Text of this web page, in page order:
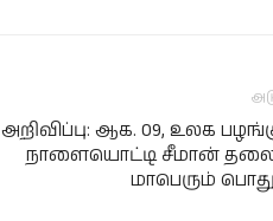
அறிவிப்பு: ஆக. 09, உலக
நாளையொட்டி சீமான்
மாபெரும்